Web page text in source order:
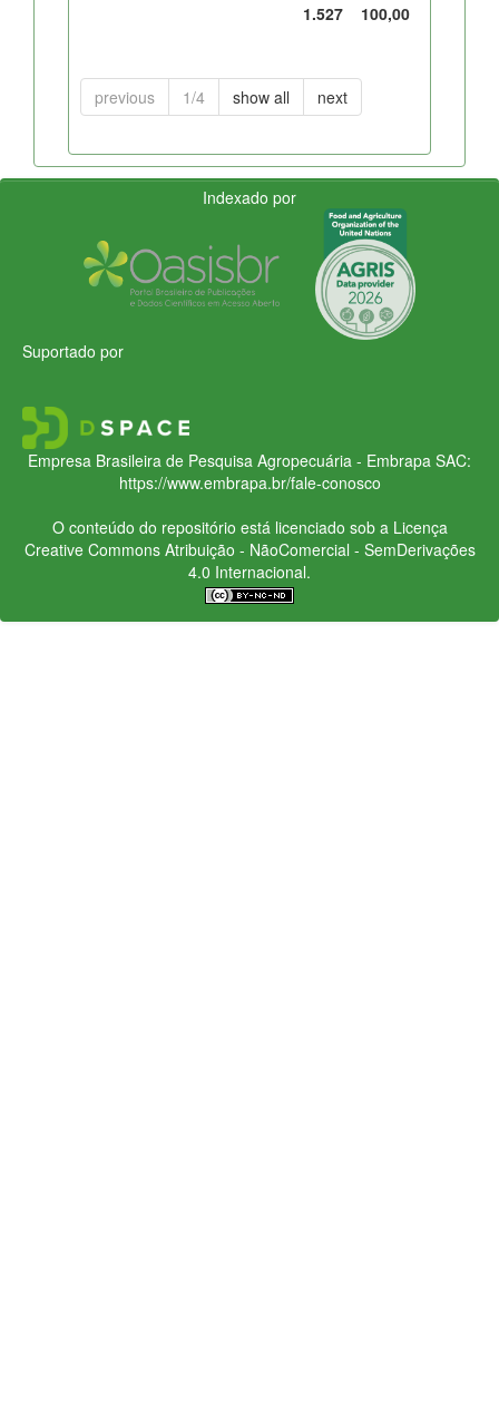
1.527
100,00
previous 1/4 show all next
Indexado por
Suportado por
Empresa Brasileira de Pesquisa Agropecuária - Embrapa SAC:
https://www.embrapa.br/fale-conosco
O conteúdo do repositório está licenciado sob a Licença
Creative CommonsAtribuição - NãoComercial - SemDerivações
4.0 Internacional.